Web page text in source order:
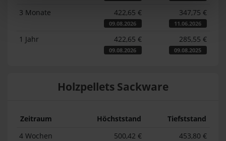
3 Monate 422,65 €
09.08.2026
347,75 €
11.06.2026
1 Jahr 422,65 €
09.08.2026
285,55 €
09.08.2025
Holzpellets Sackware
Zeitraum Höchststand
Tiefststand
4 Wochen
500,42 € 453,80 €